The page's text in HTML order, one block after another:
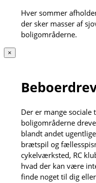
Hver sommer
der sker masser af
boligområderne.
×
Der er mange
boligområderne
blandt andet
brætspil og
cykelværksted, RC
hvad der kan være
finde noget til dig